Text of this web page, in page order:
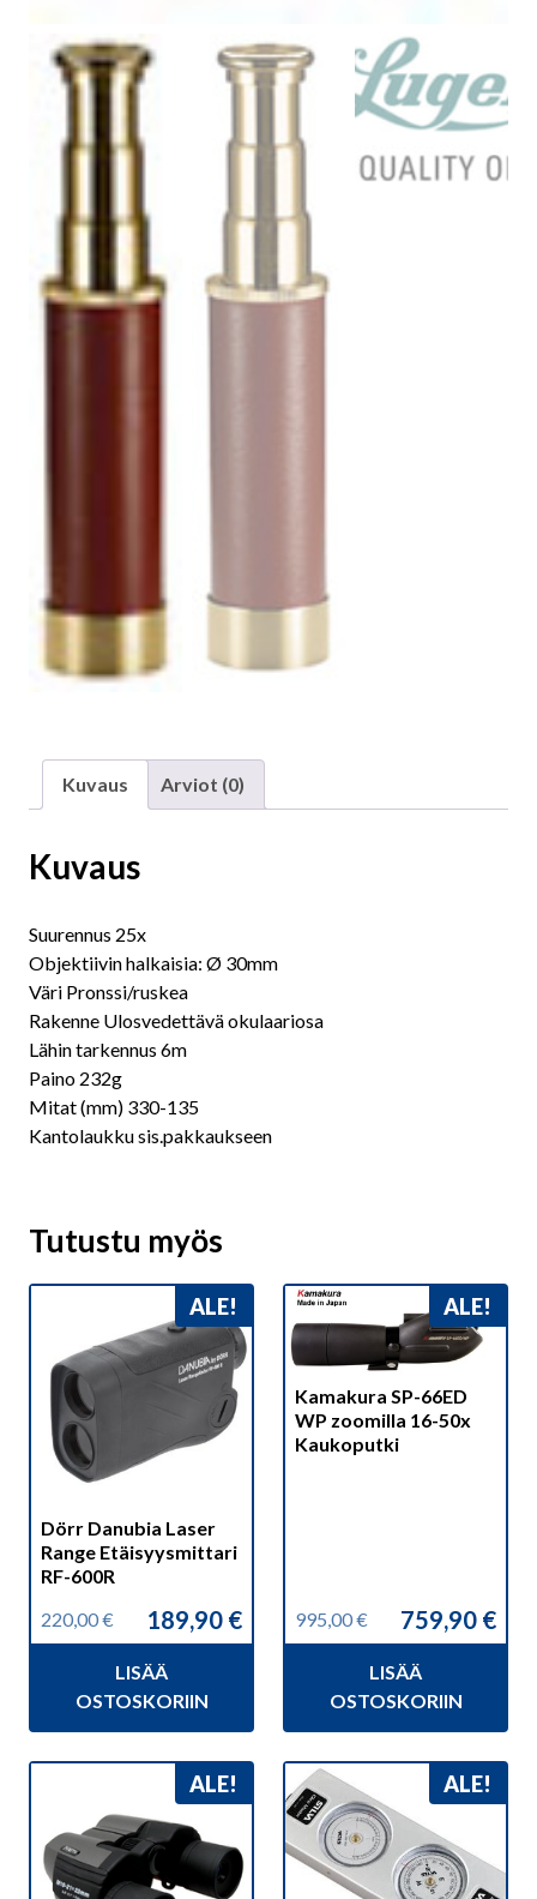
Kuvaus Arviot (0)
Kuvaus
Suurennus 25x
Objektiivin halkaisia: Ø 30mm
Väri Pronssi/ruskea
Rakenne Ulosvedettävä okulaariosa
Lähin tarkennus 6m
Paino 232g
Mitat (mm) 330-135
Kantolaukku sis.pakkaukseen
Tutustu myös
ALE!
Dörr Danubia Laser
Range Etäisyysmittari
RF-600R
220,00€
Alkuperäinen
hinta
220,00 €.
189,90 €
Nykyinen
hinta
189,90 €.
LISÄÄ
OSTOSKORIIN
ALE!
Kamakura SP-66ED
WP zoomilla 16-50x
Kaukoputki
995,00€
Alkuperäinen
hinta
995,00 €.
759,90 €
Nykyinen
hinta
759,90 €.
LISÄÄ
OSTOSKORIIN
ALE! ALE!